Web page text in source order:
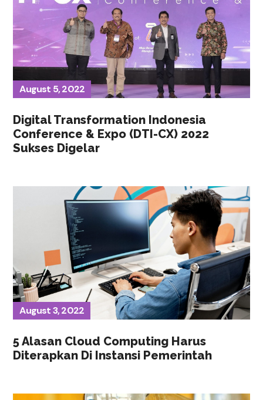
August 5, 2022
Digital Transformation Indonesia
Conference & Expo (DTI-CX) 2022
Sukses Digelar
August 3, 2022
5 Alasan Cloud Computing Harus
Diterapkan Di Instansi Pemerintah